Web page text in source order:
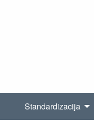
Standardizacija